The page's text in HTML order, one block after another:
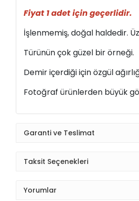
Fiyat 1 adet için geçerlidir.
İşlenmemiş, doğal haldedir.
Türünün çok güzel bir örneği.
Demir içerdiği için özgül
Fotoğraf ürünlerden büyük
Garanti ve Teslimat
Taksit Seçenekleri
Yorumlar